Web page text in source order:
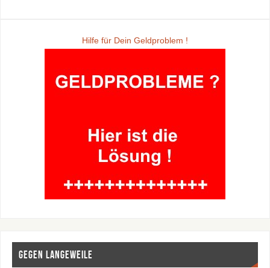
Hilfe für Dein Geldproblem !
Gegen Langeweile